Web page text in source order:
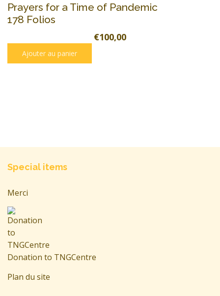
Prayers for a Time of Pandemic
178 Folios
€100,00
Ajouter au panier
Special items
Merci
Donation to TNGCentre
Plan du site